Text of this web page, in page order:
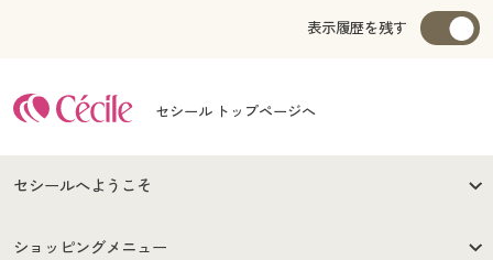
表示履歴を残す
セシール トップページへ
セシールへようこそ
はじめての方へ
ショッピングメニュー